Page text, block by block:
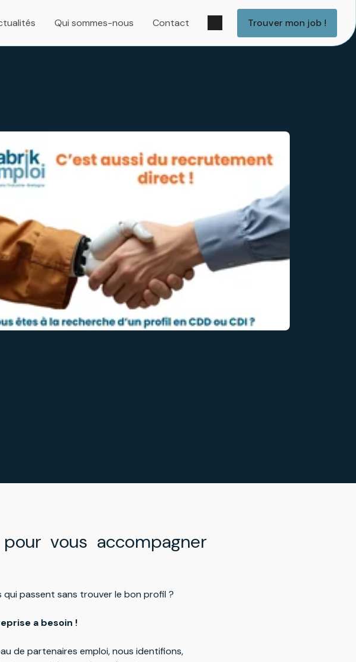
Qui sommes-nous Contact Trouver mon job !
vous accompagner
passent sans trouver le bon profil ?
a besoin !
de partenaires emploi, nous identifions,